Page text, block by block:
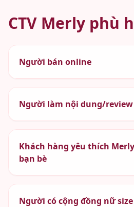
CTV Merly phù
Người bán online
Người làm nội dung/
Khách hàng yêu thích
bạn bè
Người có cộng đồng nữ